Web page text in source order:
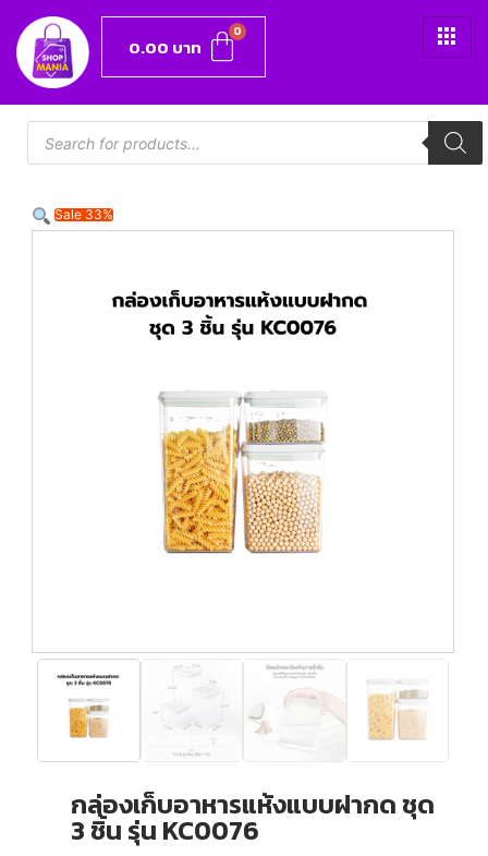
0.00 บาท
Sale 33%
กล่องเก็บอาหารแห้งแบบฝากด ชุด
3 ชิ้น รุ่น KC0076